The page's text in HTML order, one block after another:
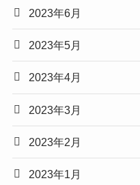
2023年6月
2023年5月
2023年4月
2023年3月
2023年2月
2023年1月